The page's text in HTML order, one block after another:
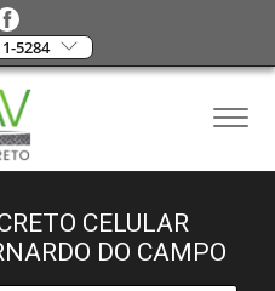
5284
CELULAR
DO CAMPO